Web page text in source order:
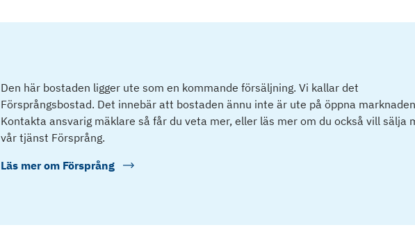
Den här bostaden ligger ute som en kommande försäljning. Vi kallar det
Försprångsbostad. Det innebär att bostaden ännu inte är ute på öppna
Kontakta ansvarig mäklare så får du veta mer, eller läs mer om du också vill sälja
vår tjänst Försprång.
Läs mer om Försprång